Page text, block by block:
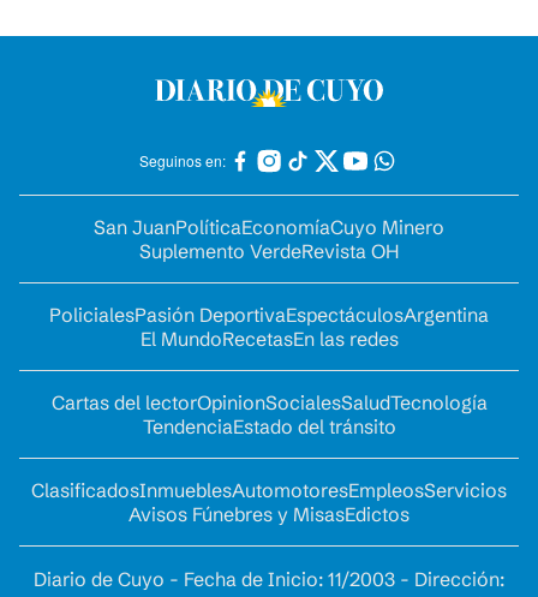
Seguinos en:
San JuanPolíticaEconomíaCuyo Minero
Suplemento VerdeRevista OH
PolicialesPasión DeportivaEspectáculosArgentina
El MundoRecetasEn las redes
Cartas del lectorOpinionSocialesSaludTecnología
TendenciaEstado del tránsito
ClasificadosInmueblesAutomotoresEmpleosServicios
Avisos Fúnebres y MisasEdictos
Diario de Cuyo - Fecha de Inicio: 11/2003 - Dirección: